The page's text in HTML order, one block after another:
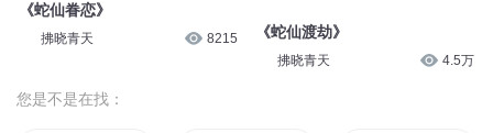
《蛇仙眷恋》
拂晓青天 8215 《蛇仙渡劫》
拂晓青天 4.5万
您是不是在找：